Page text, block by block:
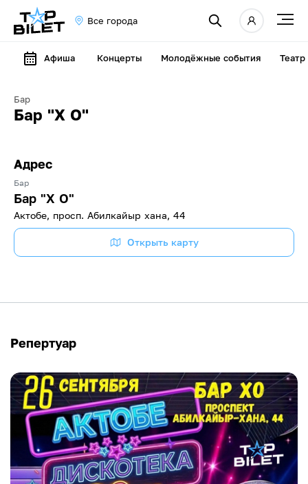
Все города
Афиша Концерты Молодёжные события Театр
Бар
Бар "Х О"
Адрес
Бар
Бар "Х О"
Актобе, просп. Абилкайыр хана, 44
Открыть карту
Репертуар